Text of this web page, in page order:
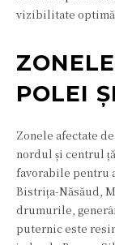
vizibilitate
POLEI
Zonele afectate
nordul și centrul
favorabile pentru
Bistrița-Năsăud,
drumurile,
puternic este